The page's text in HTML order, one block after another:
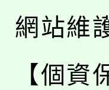
網站維
【個資